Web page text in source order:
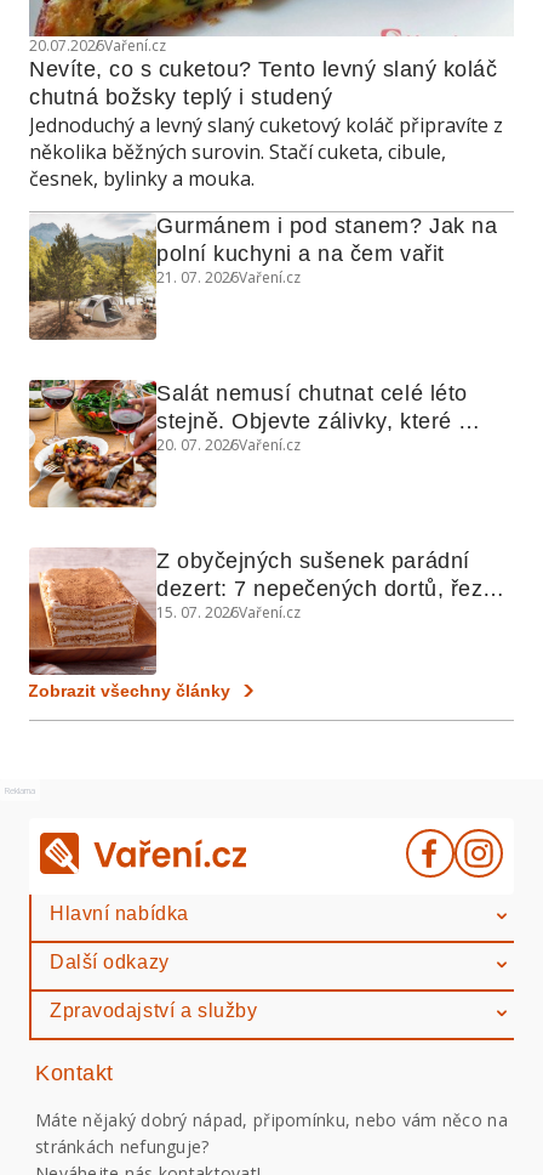
20.07.2026Vaření.cz
Nevíte, co s cuketou? Tento levný slaný koláč
chutná božsky teplý i studený
Jednoduchý a levný slaný cuketový koláč připravíte z
několika běžných surovin. Stačí cuketa, cibule,
česnek, bylinky a mouka.
Gurmánem i pod stanem? Jak na
polní kuchyni a na čem vařit
21. 07. 2026Vaření.cz
Salát nemusí chutnat celé léto
stejně. Objevte zálivky, které
využijete i na maso, nudle nebo
20. 07. 2026Vaření.cz
Z obyčejných sušenek parádní
dezert: 7 nepečených dortů, řezů
a koláčů
15. 07. 2026Vaření.cz
Zobrazit všechny články
Reklama
Hlavní nabídka
Další odkazy
Zpravodajství a služby
Kontakt
Máte nějaký dobrý nápad, připomínku, nebo vám něco na
stránkách nefunguje?